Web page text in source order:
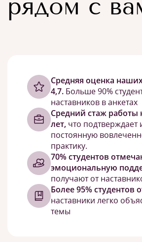
рядом с
Cредняя оценка
4,7. Больше 90%
наставников в анкетах
Средний стаж работы
лет, что подтверждает
постоянную
практику.
70% студентов
эмоциональную
получают от
Более 95% студентов
наставники легко
темы